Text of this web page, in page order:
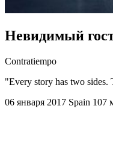
Невидимый
Contratiempo
"Every story has two sides.
06 января 2017 Spain 107